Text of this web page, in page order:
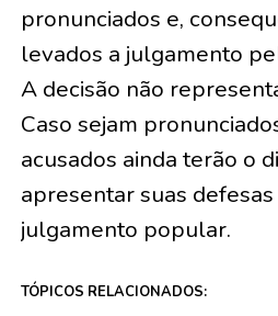
pronunciados e,
levados a julgamento
A decisão não
Caso sejam
acusados ainda terão o
apresentar suas
julgamento popular.
TÓPICOS RELACIONADOS: